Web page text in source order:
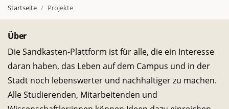
Startseite Projekte
Über
Die Sandkasten-Plattform ist für alle, die ein Interesse
daran haben, das Leben auf dem Campus und in der
Stadt noch lebenswerter und nachhaltiger zu machen.
Alle Studierenden, Mitarbeitenden und